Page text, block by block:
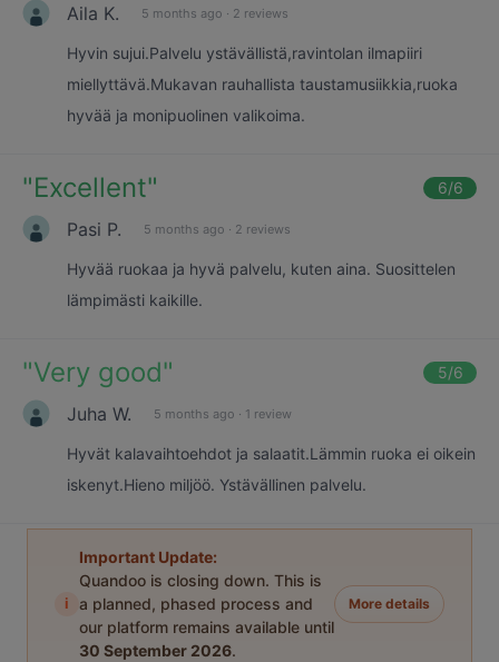
Aila K. 5 months ago · 2 reviews
Hyvin sujui.Palvelu ystävällistä,ravintolan ilmapiiri
miellyttävä.Mukavan rauhallista taustamusiikkia,ruoka
hyvää ja monipuolinen valikoima.
"Excellent" 6/6
Pasi P. 5 months ago · 2 reviews
Hyvää ruokaa ja hyvä palvelu, kuten aina. Suosittelen
lämpimästi kaikille.
"Very good" 5/6
Juha W. 5 months ago · 1 review
Hyvät kalavaihtoehdot ja salaatit.Lämmin ruoka ei oikein
iskenyt.Hieno miljöö. Ystävällinen palvelu.
i
Important Update:
Quandoo is closing down. This is
a planned, phased process and
our platform remains available until
30 September 2026.
More details